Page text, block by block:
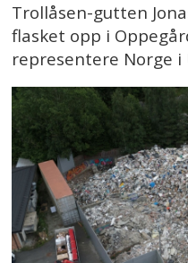
Trollåsen-gutten
flasket opp i
representere Norge i